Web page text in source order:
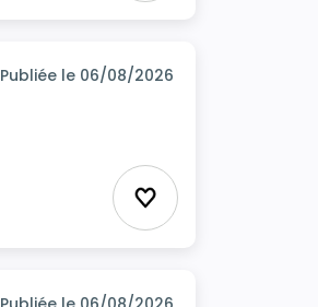
Publiée le 06/08/2026
Ajouter aux